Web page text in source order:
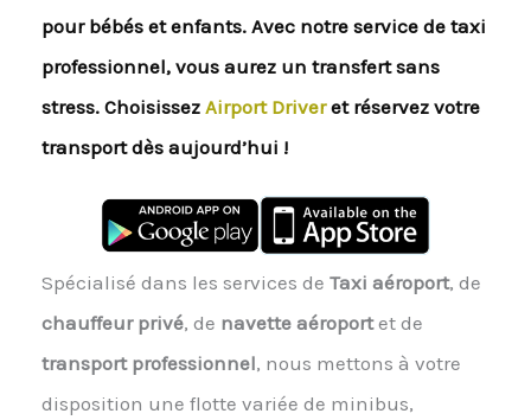
pour bébés et enfants. Avec notre service de taxi
professionnel, vous aurez un transfert sans
stress. Choisissez Airport Driveret réservez votre
transport dès aujourd’hui !
Spécialisé dans les services de Taxi aéroport, de
chauffeur privé, de navette aéroportet de
transport professionnel, nous mettons à votre
disposition une flotte variée de minibus,